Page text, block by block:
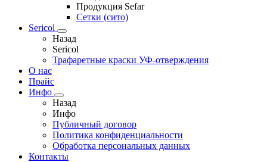
Продукция Sefar
Сетки (сито)
Sericol
Назад
Sericol
Трафаретные краски УФ-отверждения
О нас
Прайс
Инфо
Назад
Инфо
Публичный договор
Политика конфиденциальности
Обработка персональных данных
Контакты